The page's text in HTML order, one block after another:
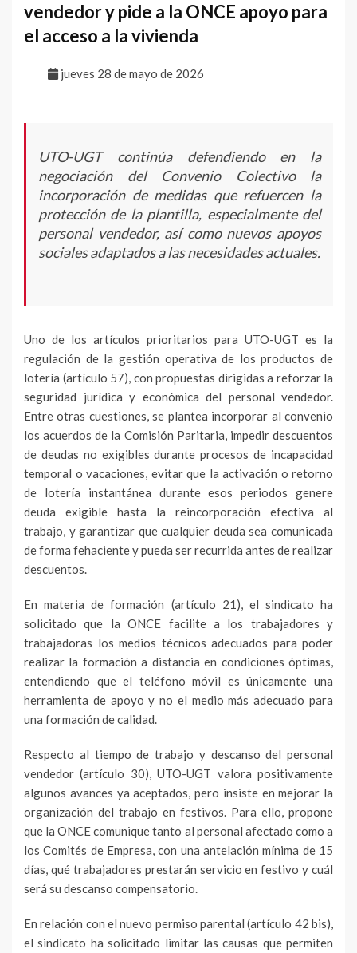
vendedor y pide a la ONCE apoyo para
el acceso a la vivienda
jueves 28 de mayo de 2026
UTO-UGT continúa defendiendo en la
negociación del Convenio Colectivo la
incorporación de medidas que refuercen la
protección de la plantilla, especialmente del
personal vendedor, así como nuevos apoyos
sociales adaptados a las necesidades actuales.
Uno de los artículos prioritarios para UTO-UGT es la
regulación de la gestión operativa de los productos de
lotería (artículo 57), con propuestas dirigidas a reforzar la
seguridad jurídica y económica del personal vendedor.
Entre otras cuestiones, se plantea incorporar al convenio
los acuerdos de la Comisión Paritaria, impedir descuentos
de deudas no exigibles durante procesos de incapacidad
temporal o vacaciones, evitar que la activación o retorno
de lotería instantánea durante esos periodos genere
deuda exigible hasta la reincorporación efectiva al
trabajo, y garantizar que cualquier deuda sea comunicada
de forma fehaciente y pueda ser recurrida antes de realizar
descuentos.
En materia de formación (artículo 21), el sindicato ha
solicitado que la ONCE facilite a los trabajadores y
trabajadoras los medios técnicos adecuados para poder
realizar la formación a distancia en condiciones óptimas,
entendiendo que el teléfono móvil es únicamente una
herramienta de apoyo y no el medio más adecuado para
una formación de calidad.
Respecto al tiempo de trabajo y descanso del personal
vendedor (artículo 30), UTO-UGT valora positivamente
algunos avances ya aceptados, pero insiste en mejorar la
organización del trabajo en festivos. Para ello, propone
que la ONCE comunique tanto al personal afectado como a
los Comités de Empresa, con una antelación mínima de 15
días, qué trabajadores prestarán servicio en festivo y cuál
será su descanso compensatorio.
En relación con el nuevo permiso parental (artículo 42 bis),
el sindicato ha solicitado limitar las causas que permiten